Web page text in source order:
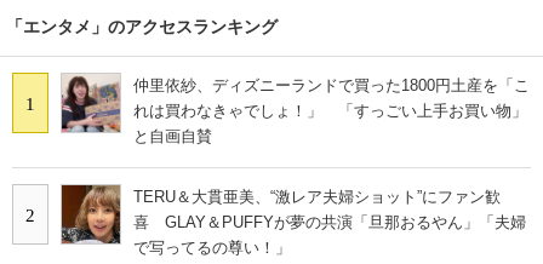
「エンタメ」のアクセスランキング
1
仲里依紗、ディズニーランドで買った1800円土産を「こ
れは買わなきゃでしょ！」 「すっごい上手お買い物」
と自画自賛
2
TERU＆大貫亜美、“激レア夫婦ショット”にファン歓
喜 GLAY＆PUFFYが夢の共演「旦那おるやん」「夫婦
で写ってるの尊い！」